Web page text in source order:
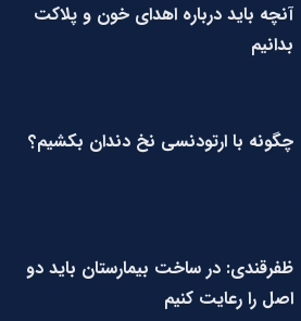
آنچه باید درباره اهدای خون و پلاکت
بدانیم
چگونه با ارتودنسی نخ دندان بکشیم؟
ظفرقندی: در ساخت بیمارستان باید دو
اصل را رعایت کنیم